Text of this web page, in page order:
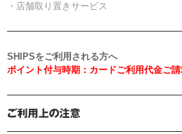
・店舗取り置きサービス
SHIPSをご利用される方へ
ポイント付与時期：カードご利用代金ご